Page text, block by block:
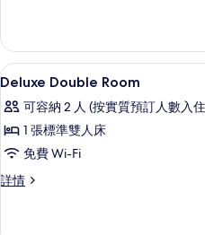
View
的
相
片
View
詳
情
載
入
所
有
Deluxe
Double
3
Deluxe Double Room
可容納 2 人 (按實質預訂人數入
1 張標準雙人床
免費 Wi-Fi
詳情
Deluxe